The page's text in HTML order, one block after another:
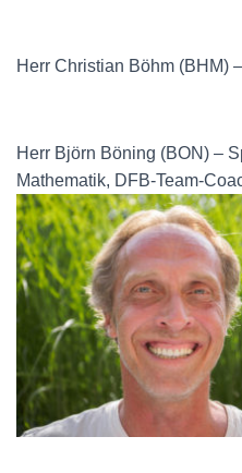
Herr Christian Böhm (BHM)
Herr Björn Böning (BON) –
Mathematik, DFB-Team-